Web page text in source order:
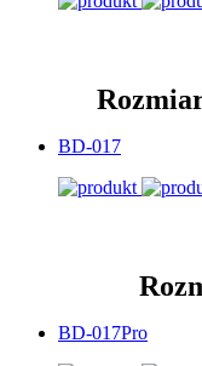
BD-017
BD-017Pro